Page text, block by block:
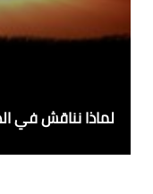
لماذا نناقش في